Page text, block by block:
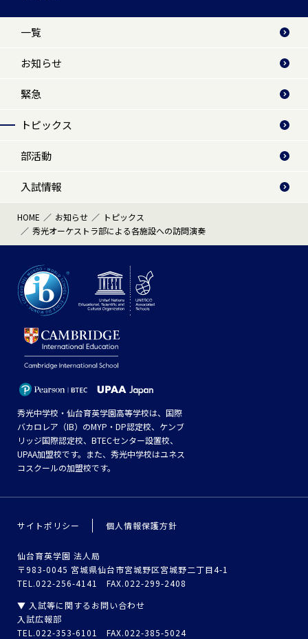
一覧
お知らせ
緊急
トピックス
部活動
入試情報
HOME お知らせ
トピックス
秀光オーケストラ部による各施設への訪問演奏
秀光中学校・仙台育英学園高等学校は、国際
バカロレア（IB）のMYP・DP認定校、ケンブ
リッジ国際認定校、BTECセンター設置校、
UPAA加盟校です。また、秀光中学校はユネス
コスクールの加盟校です。
サイトポリシー 個人情報保護方針
仙台育英学園 法人局
〒983-0045 宮城県仙台市宮城野区宮城野二丁目4-1
TEL.022-256-4141 FAX.022-299-2408
▼ 入試等に関するお問い合わせ
入試広報部
TEL.022-353-6101 FAX.022-385-5024